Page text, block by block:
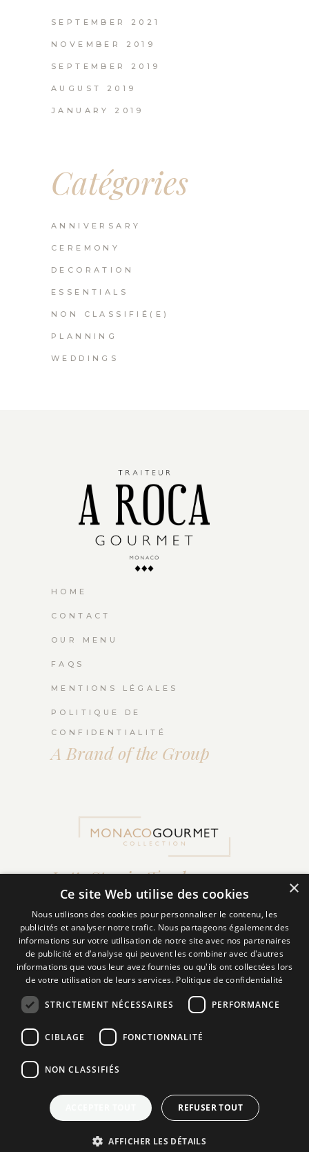
SEPTEMBER 2021
NOVEMBER 2019
SEPTEMBER 2019
AUGUST 2019
JANUARY 2019
Catégories
ANNIVERSARY
CEREMONY
DECORATION
ESSENTIALS
NON CLASSIFIÉ(E)
PLANNING
WEDDINGS
HOME
CONTACT
OUR MENU
FAQS
MENTIONS LÉGALES
POLITIQUE DE
CONFIDENTIALITÉ
A Brand of the Group
Let’s Stay in Touch
FACEBOOK
LINKEDIN
INSTAGRAM
Subscribe to Our
Newsletters
×
Ce site Web utilise des cookies
Nous utilisons des cookies pour personnaliser le contenu, les
publicités et analyser notre trafic. Nous partageons également des
informations sur votre utilisation de notre site avec nos partenaires
de publicité et d'analyse qui peuvent les combiner avec d'autres
informations que vous leur avez fournies ou qu'ils ont collectées lors
de votre utilisation de leurs services. Politique de confidentialité
STRICTEMENT NÉCESSAIRES PERFORMANCE
CIBLAGE FONCTIONNALITÉ
NON CLASSIFIÉS
REFUSER TOUT
AFFICHER LES DÉTAILS